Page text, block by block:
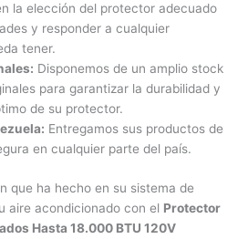
la elección del protector adecuado
y responder a cualquier
tener.
Disponemos de un amplio stock
para garantizar la durabilidad y
de su protector.
Entregamos sus productos de
en cualquier parte del país.
que ha hecho en su sistema de
aire acondicionado con el Protector
Hasta 18.000 BTU 120V